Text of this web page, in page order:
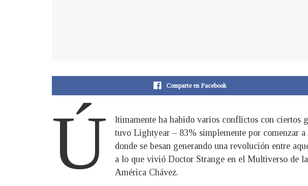
Comparte en Facebook
Ú
ltimamente ha habido varios conflictos con ciertos
tuvo Lightyear – 83% simplemente por comenzar
donde se besan generando una revolución entre
a lo que vivió Doctor Strange en el Multiverso de
América Chávez.